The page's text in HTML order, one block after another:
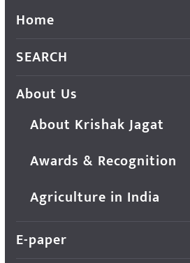
Home
SEARCH
About Us
About Krishak Jagat
Awards & Recognition
Agriculture in India
E-paper